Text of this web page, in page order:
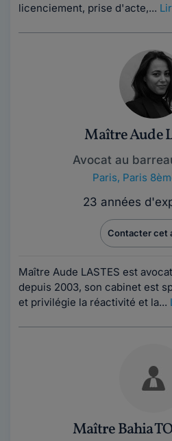
licenciement, prise d'acte,...
Maître Aude
Avocat au
Paris, Paris
23 années
Contacter cet
Maître Aude LASTES est
depuis 2003, son cabinet est
et privilégie la réactivité et la...
Maître Bahia